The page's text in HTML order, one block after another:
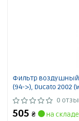
Фильтр воздушный
(94->), Ducato 2002
0
505 ₴ на складе